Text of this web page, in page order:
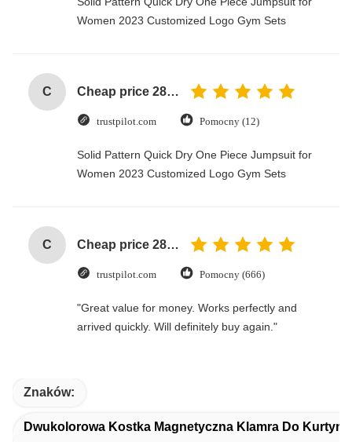
Women 2023 Customized Logo Gym Sets
C Cheap price 28mm Aluminium Curtain Rod 1.2mm thickness with plastic final
trustpilot.com Pomocny (12)
Solid Pattern Quick Dry One Piece Jumpsuit for
Women 2023 Customized Logo Gym Sets
C Cheap price 28mm Aluminium Curtain Rod 1.2mm thickness with plastic final
trustpilot.com Pomocny (666)
"Great value for money. Works perfectly and
arrived quickly. Will definitely buy again."
Znaków:
Dwukolorowa Kostka Magnetyczna Klamra Do Kurtyny